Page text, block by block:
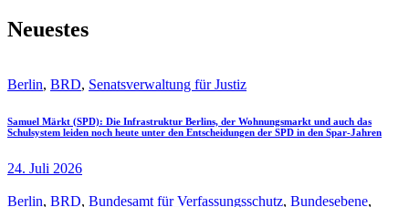
Neuestes
Berlin, BRD, Senatsverwaltung für Justiz
Samuel Märkt (SPD): Die Infrastruktur Berlins, der Wohnungsmarkt und auch das
Schulsystem leiden noch heute unter den Entscheidungen der SPD in den Spar-Jahren
24. Juli 2026
Berlin, BRD, Bundesamt für Verfassungsschutz, Bundesebene,